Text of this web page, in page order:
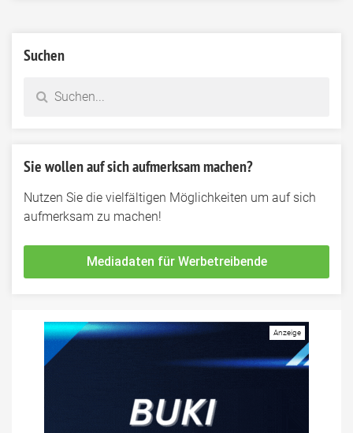
Suchen
Sie wollen auf sich aufmerksam machen?
Nutzen Sie die vielfältigen Möglichkeiten um auf sich
aufmerksam zu machen!
Mediadaten für Werbetreibende